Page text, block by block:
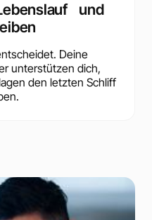
und
Deine
unterstützen dich,
den letzten Schliff